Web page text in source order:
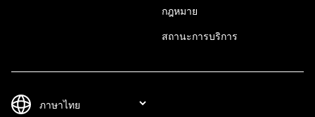
กฎหมาย
สถานะการบริการ